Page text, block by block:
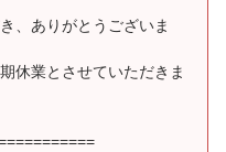
、ありがとうございま
休業とさせていただきま